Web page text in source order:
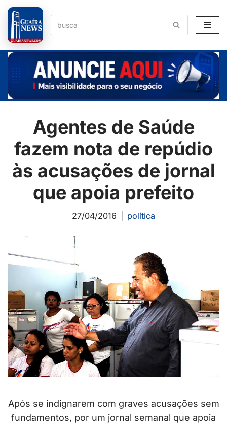
Pular
para
o
conteúdo
Agentes de Saúde
fazem nota de repúdio
às acusações de jornal
que apoia prefeito
27/04/2016 política
Após se indignarem com graves acusações sem
fundamentos, por um jornal semanal que apoia